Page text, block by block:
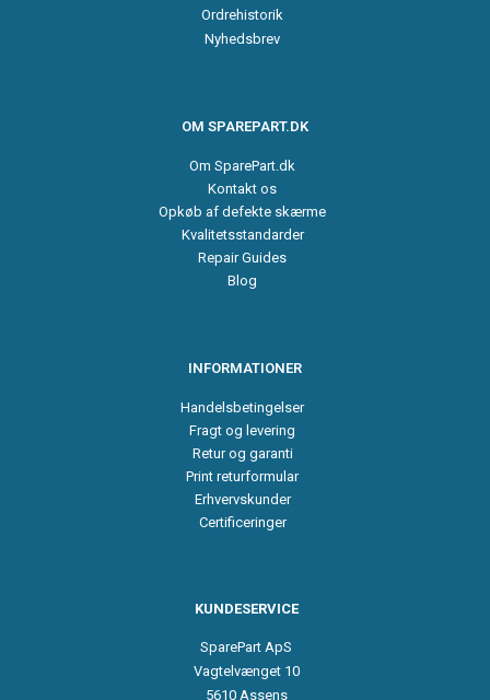
Ordrehistorik
Nyhedsbrev
OM SPAREPART.DK
Om SparePart.dk
Kontakt os
Opkøb af defekte skærme
Kvalitetsstandarder
Repair Guides
Blog
INFORMATIONER
Handelsbetingelser
Fragt og levering
Retur og garanti
Print returformular
Erhvervskunder
Certificeringer
KUNDESERVICE
SparePart ApS
Vagtelvænget 10
5610 Assens